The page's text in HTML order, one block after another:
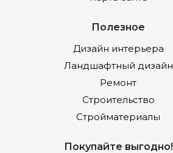
Полезное
Дизайн интерьера
Ландшафтный дизайн
Ремонт
Строительство
Стройматериалы
Покупайте выгодно!